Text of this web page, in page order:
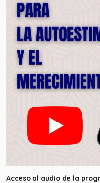
Acceso al audio de la